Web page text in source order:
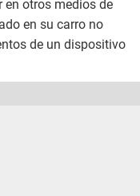
en otros medios de
en su carro no
de un dispositivo